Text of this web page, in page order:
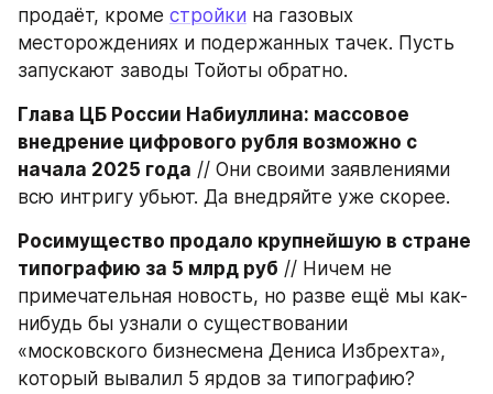
продаёт, кроме стройки на газовых
месторождениях и подержанных тачек. Пусть
запускают заводы Тойоты обратно.
Глава ЦБ России Набиуллина: массовое
внедрение цифрового рубля возможно с
начала 2025 года // Они своими заявлениями
всю интригу убьют. Да внедряйте уже скорее.
Росимущество продало крупнейшую в стране
типографию за 5 млрд руб // Ничем не
примечательная новость, но разве ещё мы как-
нибудь бы узнали о существовании
«московского бизнесмена Дениса Избрехта»,
который вывалил 5 ярдов за типографию?